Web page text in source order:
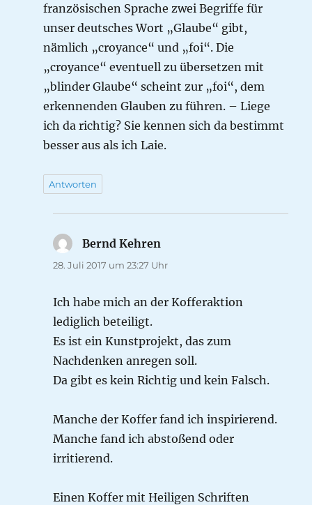
französischen Sprache zwei Begriffe für
unser deutsches Wort „Glaube“ gibt,
nämlich „croyance“ und „foi“. Die
„croyance“ eventuell zu übersetzen mit
„blinder Glaube“ scheint zur „foi“, dem
erkennenden Glauben zu führen. – Liege
ich da richtig? Sie kennen sich da bestimmt
besser aus als ich Laie.
Antworten
Bernd Kehren
28. Juli 2017 um 23:27 Uhr
Ich habe mich an der Kofferaktion
lediglich beteiligt.
Es ist ein Kunstprojekt, das zum
Nachdenken anregen soll.
Da gibt es kein Richtig und kein Falsch.
Manche der Koffer fand ich inspirierend.
Manche fand ich abstoßend oder
irritierend.
Einen Koffer mit Heiligen Schriften